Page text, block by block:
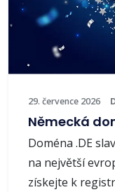
29. července 2026
Německá
Doména .DE
na největší
získejte k